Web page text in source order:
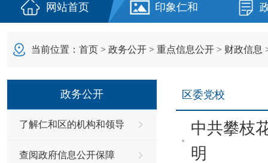
网站首页 印象仁和
当前位置： 首页 > 政务公开 > 重点信息公开 > 财政信息
政务公开
了解仁和区的机构和领导
查阅政府信息公开保障
区委党校
中共攀枝
明